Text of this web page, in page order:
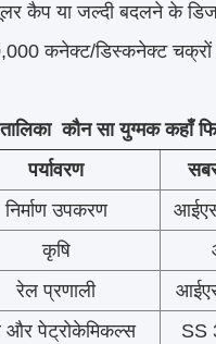
कैप या जल्दी बदलने के
कनेक्ट/डिस्कनेक्ट चक्रों
कौन सा युग्मक कहाँ
पर्यावरण
निर्माण उपकरण
कृषि
रेल प्रणाली
पेट्रोकेमिकल्स
SS